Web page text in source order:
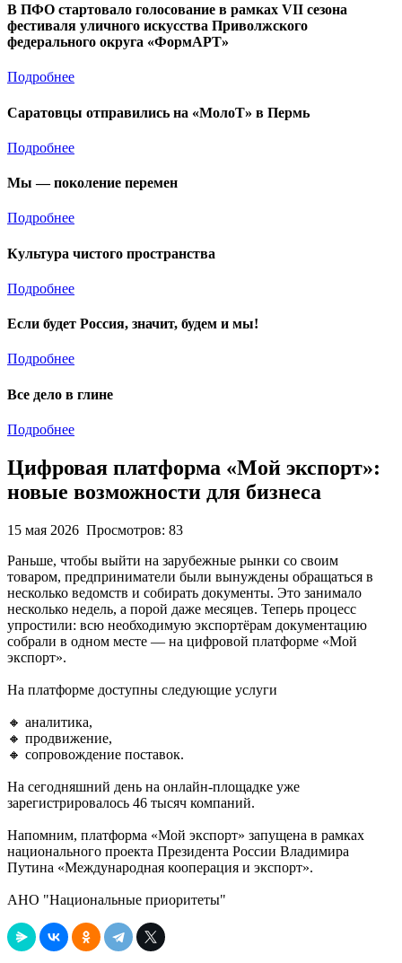
В ПФО стартовало голосование в рамках VII сезона
фестиваля уличного искусства Приволжского
федерального округа «ФормАРТ»
Подробнее
Саратовцы отправились на «МолоТ» в Пермь
Подробнее
Мы — поколение перемен
Подробнее
Культура чистого пространства
Подробнее
Если будет Россия, значит, будем и мы!
Подробнее
Все дело в глине
Подробнее
Цифровая платформа «Мой экспорт»:
новые возможности для бизнеса
15 мая 2026 Просмотров: 83
Раньше, чтобы выйти на зарубежные рынки со своим
товаром, предприниматели были вынуждены обращаться в
несколько ведомств и собирать документы. Это занимало
несколько недель, а порой даже месяцев. Теперь процесс
упростили: всю необходимую экспортёрам документацию
собрали в одном месте — на цифровой платформе «Мой
экспорт».
На платформе доступны следующие услуги
🔸 аналитика,
🔸 продвижение,
🔸 сопровождение поставок.
На сегодняшний день на онлайн-площадке уже
зарегистрировалось 46 тысяч компаний.
Напомним, платформа «Мой экспорт» запущена в рамках
национального проекта Президента России Владимира
Путина «Международная кооперация и экспорт».
АНО "Национальные приоритеты"